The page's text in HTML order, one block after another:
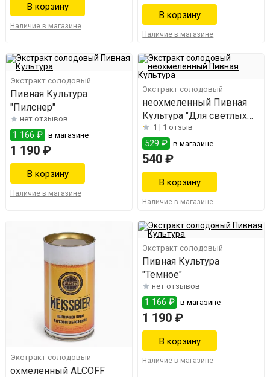
Наличие в магазине
Наличие в магазине
Экстракт солодовый
Пивная Культура
"Пилснер"
нет отзывов
1 166 ₽ в магазине
1 190 ₽
Наличие в магазине
Экстракт солодовый
неохмеленный Пивная
Культура "Для светлых
сортов"
1 | 1 отзыв
529 ₽ в магазине
540 ₽
Наличие в магазине
Экстракт солодовый
охмеленный ALCOFF
Экстракт солодовый
Пивная Культура
"Темное"
нет отзывов
1 166 ₽ в магазине
1 190 ₽
Наличие в магазине